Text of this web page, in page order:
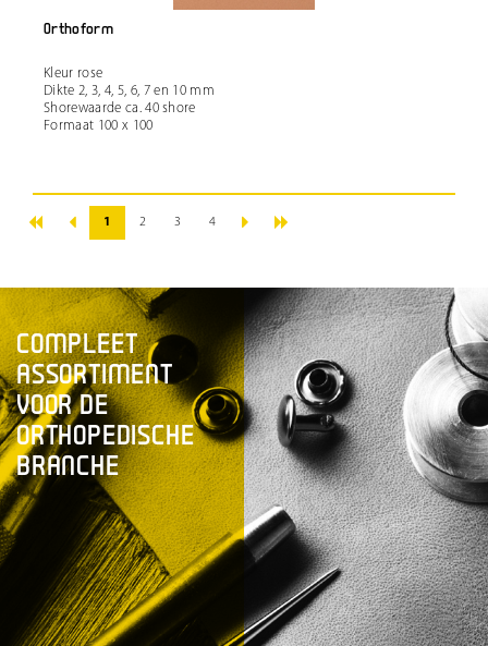
Orthoform
Kleur rose
Dikte 2, 3, 4, 5, 6, 7 en 10 mm
Shorewaarde ca. 40 shore
Formaat 100 x 100
« ‹ 1 2 3 4 › »
COMPLEET
ASSORTIMENT
VOOR DE
ORTHOPEDISCHE
BRANCHE